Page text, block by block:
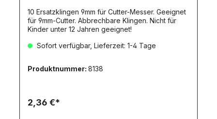
10 Ersatzklingen 9mm für Cutter-Messer. Geeignet
für 9mm-Cutter. Abbrechbare Klingen. Nicht für
Kinder unter 12 Jahren geeignet!
Sofort verfügbar, Lieferzeit: 1-4 Tage
Produktnummer: 8138
2,36 €*